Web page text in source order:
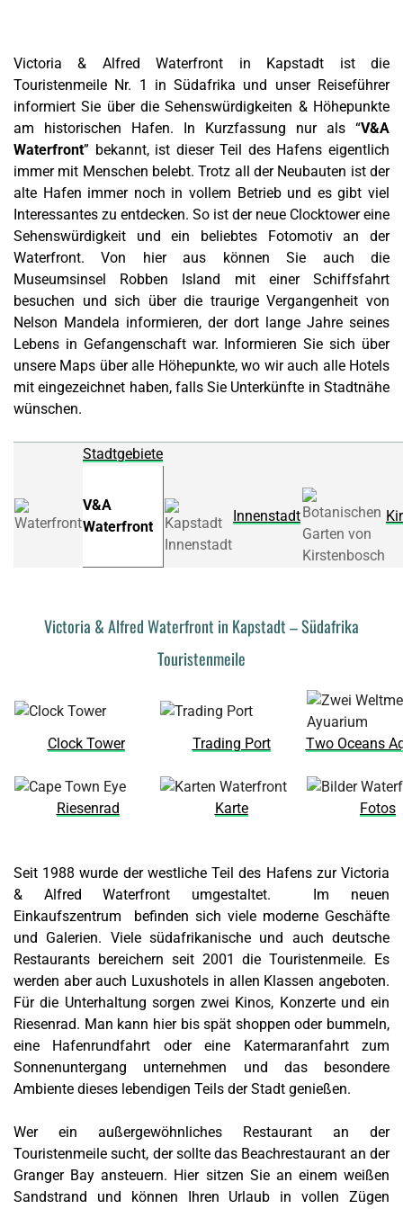
Victoria & Alfred Waterfront in Kapstadt ist die
Touristenmeile Nr. 1 in Südafrika und unser Reiseführer
informiert Sie über die Sehenswürdigkeiten & Höhepunkte
am historischen Hafen.
In Kurzfassung nur als “V&A
Waterfront” bekannt, ist dieser Teil des Hafens eigentlich
immer mit Menschen belebt. Trotz all der Neubauten ist der
alte Hafen immer noch in vollem Betrieb und es gibt viel
Interessantes zu entdecken. So ist der neue Clocktower eine
Sehenswürdigkeit und ein beliebtes Fotomotiv an der
Waterfront. Von hier aus können Sie auch die
Museumsinsel Robben Island mit einer Schiffsfahrt
besuchen und sich über die traurige Vergangenheit von
Nelson Mandela informieren, der dort lange Jahre seines
Lebens in Gefangenschaft war. Informieren Sie sich über
unsere Maps über alle Höhepunkte, wo wir auch alle Hotels
mit eingezeichnet haben, falls Sie Unterkünfte in Stadtnähe
wünschen.
Stadtgebiete
V&A
Waterfront
nnenstadt
Victoria & Alfred Waterfront in Kapstadt – Südafrika
Touristenmeile
Clock Tower Trading Port Two Oceans
Riesenrad Karte Fotos
Seit 1988 wurde der westliche Teil des Hafens zur Victoria
& Alfred Waterfront umgestaltet. Im neuen
Einkaufszentrum befinden sich viele moderne Geschäfte
und Galerien. Viele südafrikanische und auch deutsche
Restaurants bereichern seit 2001 die Touristenmeile. Es
werden aber auch Luxushotels in allen Klassen angeboten.
Für die Unterhaltung sorgen zwei Kinos, Konzerte und ein
Riesenrad. Man kann hier bis spät shoppen oder bummeln,
eine Hafenrundfahrt oder eine Katermaranfahrt zum
Sonnenuntergang unternehmen und das besondere
Ambiente dieses lebendigen Teils der Stadt genießen.
Wer ein außergewöhnliches Restaurant an der
Touristenmeile sucht, der sollte das Beachrestaurant an der
Granger Bay ansteuern. Hier sitzen Sie an einem weißen
Sandstrand und können Ihren Urlaub in vollen Zügen